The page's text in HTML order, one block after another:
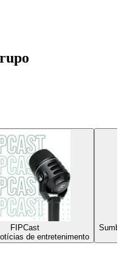
FIPCast
de entretenimento